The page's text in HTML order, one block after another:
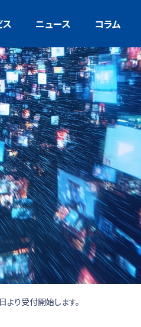
ス ニュース コラム
り受付開始します。